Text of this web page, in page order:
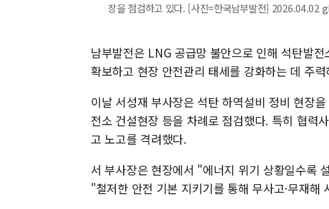
장을 점검하고 있다. [사진=한국남부발전]
남부발전은 LNG 공급망 불안으로 인해 석탄발
확보하고 현장 안전관리 태세를 강화하는 데 주
이날 서성재 부사장은 석탄 하역설비 정비 현장
전소 건설현장 등을 차례로 점검했다. 특히 협력
고 노고를 격려했다.
서 부사장은 현장에서 "에너지 위기 상황일수록
"철저한 안전 기본 지키기를 통해 무사고·무재